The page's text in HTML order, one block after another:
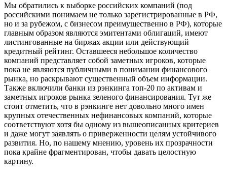
Мы обратились к выборке российских компаний (под
российскими понимаем не только зарегистрированные в РФ,
но и за рубежом, с бизнесом преимущественно в РФ), которые
главным образом являются эмитентами облигаций, имеют
листингованные на биржах акции или действующий
кредитный рейтинг. Оставшееся небольшое количество
компаний представляет собой заметных игроков, которые
пока не являются публичными в понимании финансового
рынка, но раскрывают существенный объем информации.
Также включили банки из рэнкинга топ-20 по активам и
заметных игроков рынка зеленого финансирования. Тут же
стоит отметить, что в рэнкинге нет довольно много имен
крупных отечественных нефинансовых компаний, которые
соответствуют хотя бы одному из вышеописанных критериев
и даже могут заявлять о приверженности целям устойчивого
развития. Но, по нашему мнению, уровень их прозрачности
пока крайне фрагментирован, чтобы давать целостную
картину.